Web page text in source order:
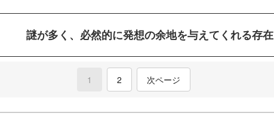
謎が多く、必然的に発想の余地を与えてくれる存在
1 (current)
2 次ページ